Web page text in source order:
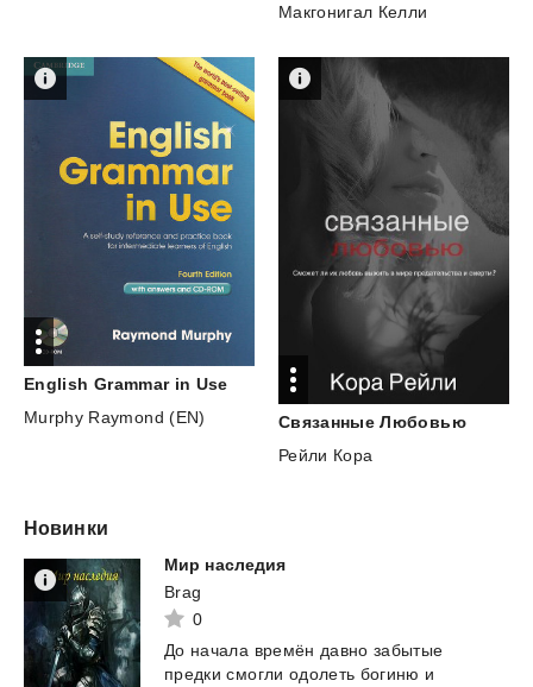
Макгонигал Келли
English Grammar in Use
Murphy Raymond (EN)
Связанные Любовью
Рейли Кора
Новинки
Мир наследия
Brag
0
До начала времён давно забытые
предки смогли одолеть богиню и